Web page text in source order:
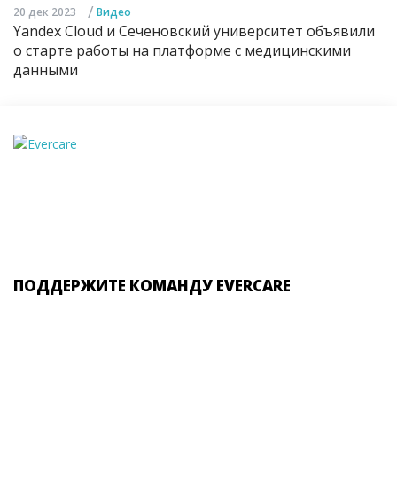
20 дек 2023 / Видео
Yandex Cloud и Сеченовский университет объявили
о старте работы на платформе с медицинскими
данными
ПОДДЕРЖИТЕ КОМАНДУ EVERCARE